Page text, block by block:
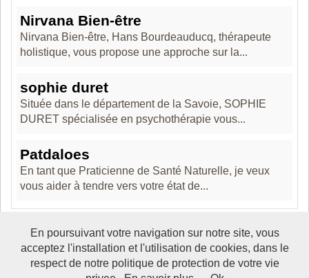
Nirvana Bien-être
Nirvana Bien-être, Hans Bourdeauducq, thérapeute
holistique, vous propose une approche sur la...
sophie duret
Située dans le département de la Savoie, SOPHIE
DURET spécialisée en psychothérapie vous...
Patdaloes
En tant que Praticienne de Santé Naturelle, je veux
vous aider à tendre vers votre état de...
Boosté par Arfooo 2.02 - © 2007 - 2017 -Contact-Mentions
legales
En poursuivant votre navigation sur notre site, vous
acceptez l'installation et l'utilisation de cookies, dans le
respect de notre politique de protection de votre vie